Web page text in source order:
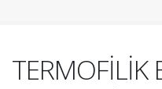
TERMOFİLİK